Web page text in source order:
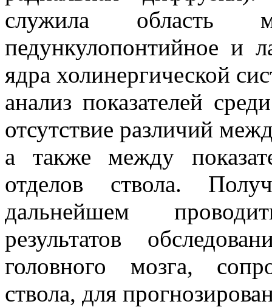
служила область
педункулопонтийное и
ядра холинергической
анализ показателей
отсутствие различий
а также между
отделов ствола.
дальнейшем
результатов
головного мозга,
ствола, для